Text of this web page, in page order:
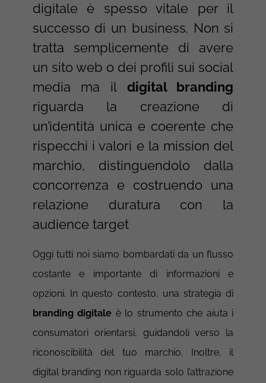
digitale è spesso vitale per il
successo di un business. Non si
tratta semplicemente di avere
un sito web o dei profili sui social
media ma il digital branding
riguarda la creazione di
un’identità unica e coerente che
rispecchi i valori e la mission del
marchio, distinguendolo dalla
concorrenza e costruendo una
relazione duratura con la
audience target
Oggi tutti noi siamo bombardati da un flusso
costante e importante di informazioni e
opzioni. In questo contesto, una strategia di
branding digitale è lo strumento che aiuta i
consumatori orientarsi, guidandoli verso la
riconoscibilità del tuo marchio. Inoltre, il
digital branding non riguarda solo l’attrazione